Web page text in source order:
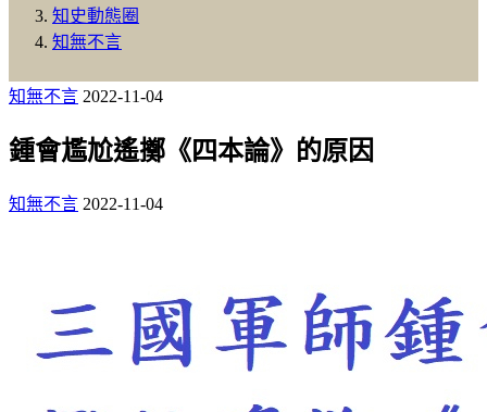
知史動態圈
知無不言
知無不言 2022-11-04
鍾會尷尬遙擲《四本論》的原因
知無不言 2022-11-04